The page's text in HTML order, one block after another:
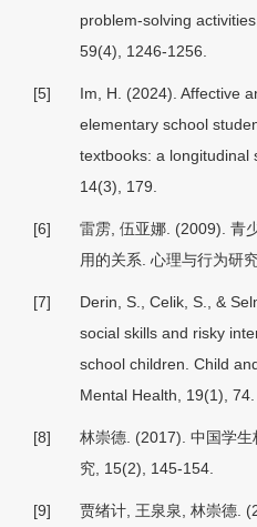
problem-solving
59(4), 1246-1256.
[5]
Im, H. (2024). Affective
elementary school
textbooks: a longitudinal
14(3), 179.
[6]
雷雳, 伍亚娜. (2009). 青
用的关系. 心理与行为研
[7]
Derin, S., Celik, S., &
social skills and risky
school children. Child
Mental Health, 19(1), 74.
[8] 林崇德. (2017). 中国学生
究, 15(2), 145-154.
[9]
贾绪计, 王泉泉, 林崇德.